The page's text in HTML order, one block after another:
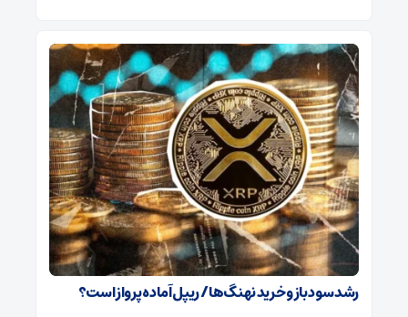
رشد سود باز و خرید نهنگ‌ها / ریپل آماده پرواز است؟